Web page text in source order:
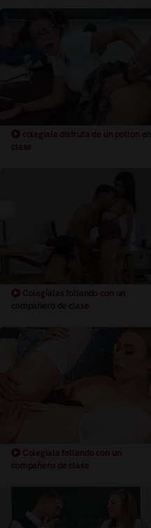
colegiala disfruta de un pollon en
clase
Colegialas follando con un
compañero de clase
Colegiala follando con un
compañero de clase